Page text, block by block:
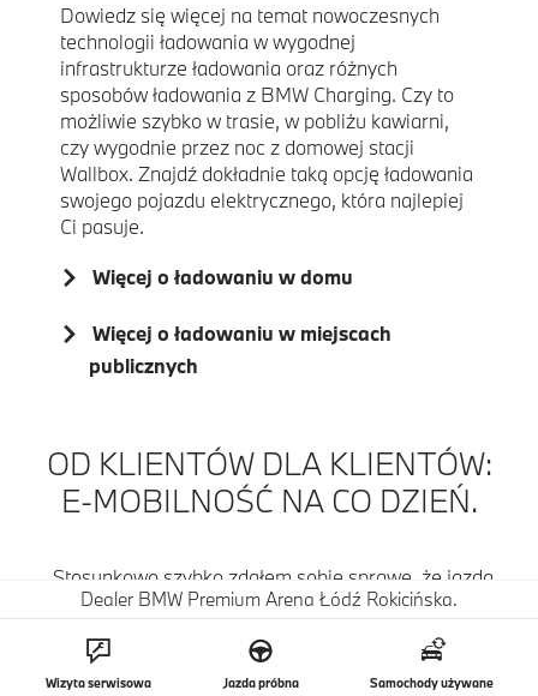
Dowiedz się więcej na temat nowoczesnych
technologii ładowania w wygodnej
infrastrukturze ładowania oraz różnych
sposobów ładowania z BMW Charging. Czy to
możliwie szybko w trasie, w pobliżu kawiarni,
czy wygodnie przez noc z domowej stacji
Wallbox. Znajdź dokładnie taką opcję ładowania
swojego pojazdu elektrycznego, która najlepiej
Ci pasuje.
Więcej o ładowaniu w domu
Więcej o ładowaniu w miejscach
publicznych
OD KLIENTÓW DLA KLIENTÓW:
E-MOBILNOŚĆ NA CO DZIEŃ.
„Stosunkowo szybko zdałem sobie sprawę, że jazda
pojazdem elektrycznym może być również świetną
Raz BMW, zawsze BMW. Raz elektryczny, zawsze
Dealer BMW Premium Arena Łódź Rokicińska.
Wizyta serwisowa Jazda próbna Samochody używane